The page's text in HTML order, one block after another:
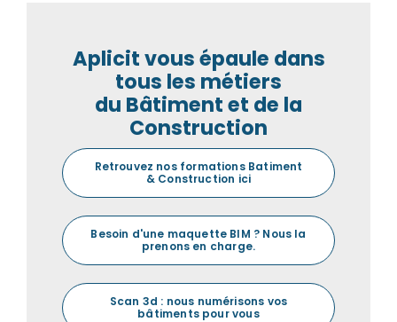
Aplicit vous épaule dans
tous les métiers
du Bâtiment et de la
Construction
Retrouvez nos formations Batiment
& Construction ici
Besoin d'une maquette BIM ? Nous la
prenons en charge.
Scan 3d : nous numérisons vos
bâtiments pour vous